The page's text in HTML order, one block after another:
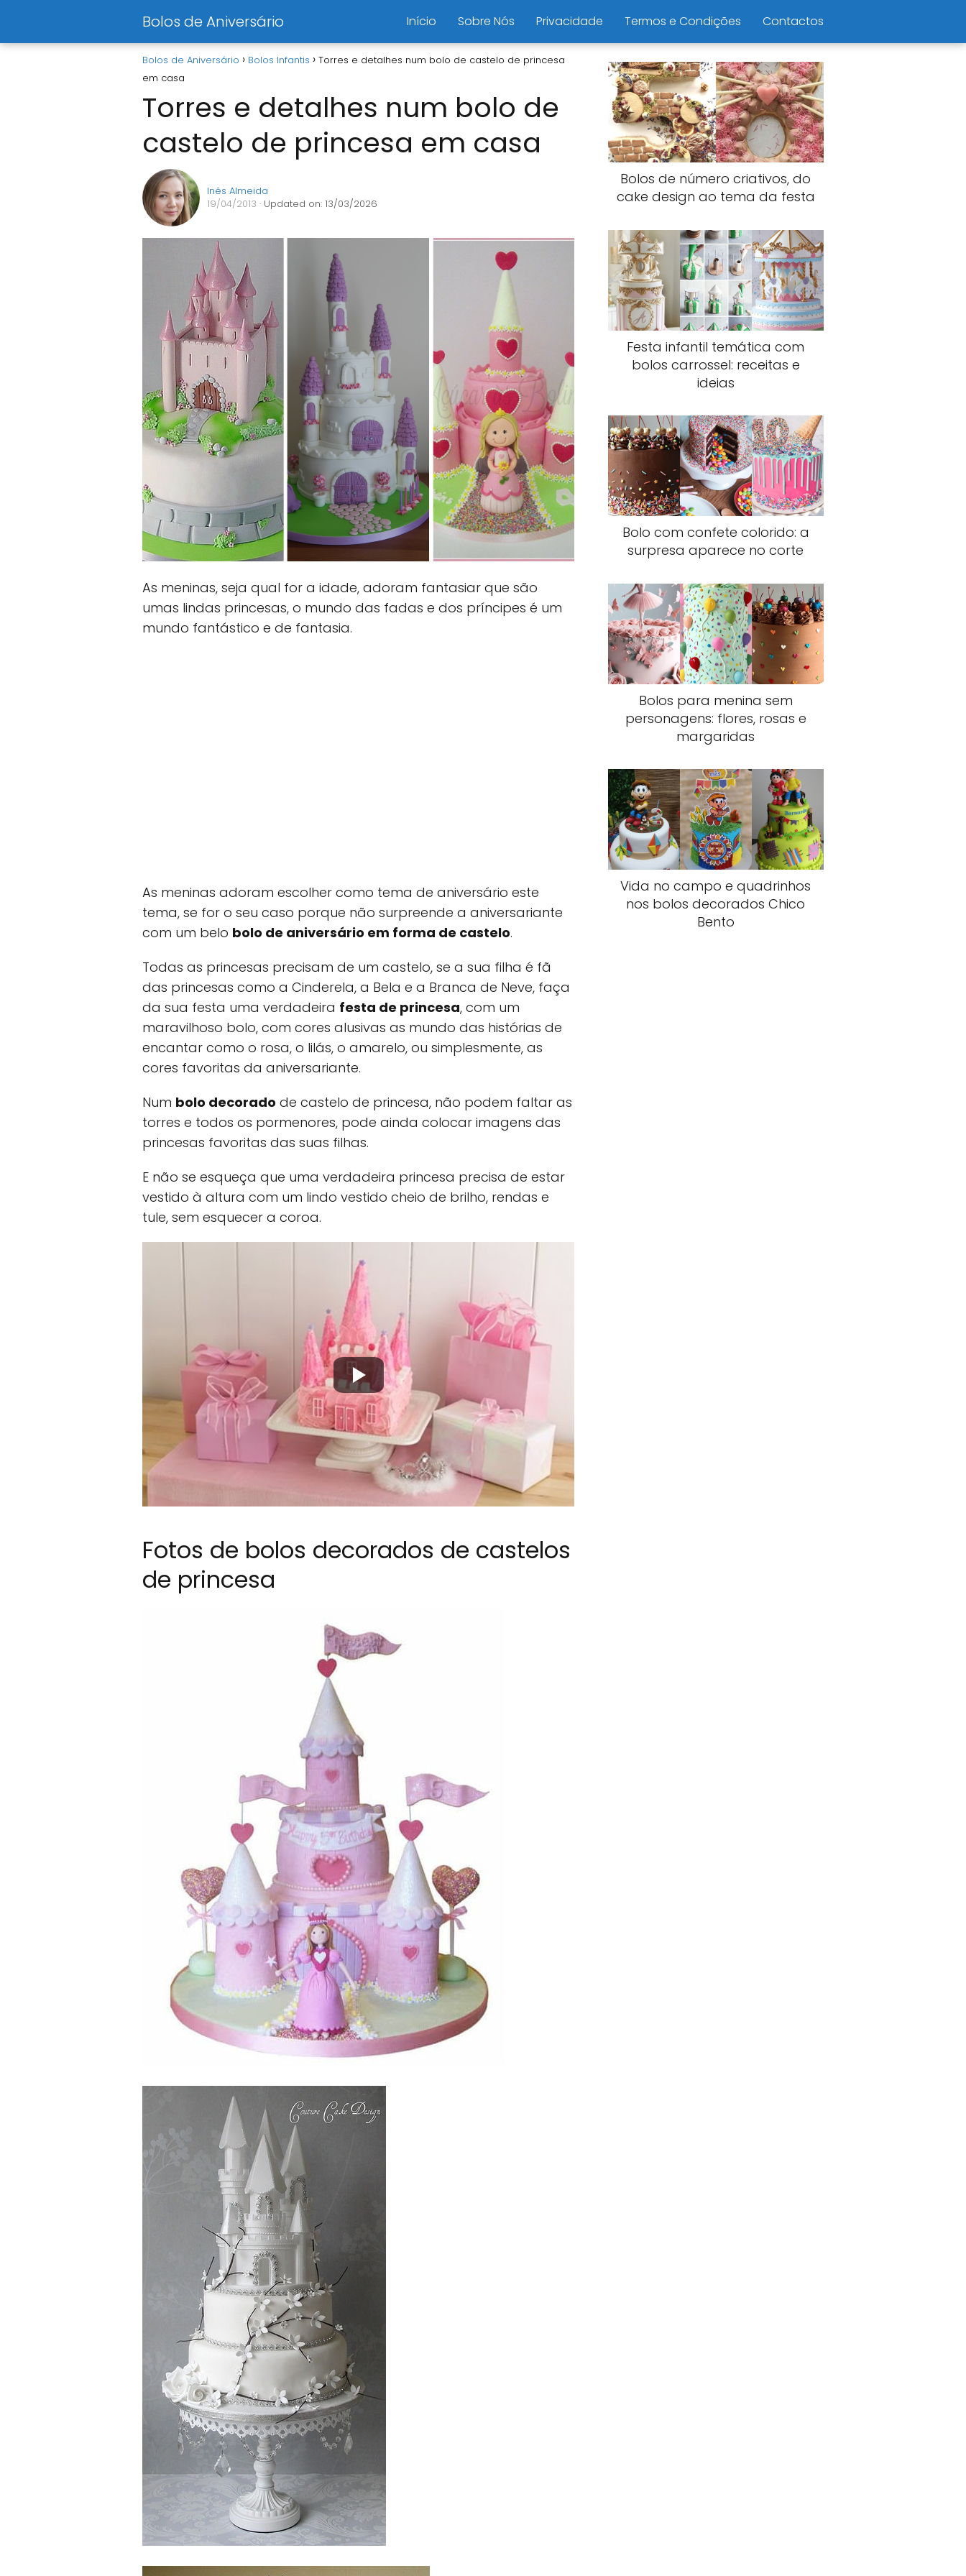
Bolos de Aniversário Início Sobre Nós Privacidade Termos e Condições Contactos
Bolos de Aniversário Bolos Infantis
Torres e detalhes num bolo de castelo de princesa
em casa
Torres e detalhes num bolo de
castelo de princesa em casa
Inês Almeida
19/04/2013 · Updated on: 13/03/2026
As meninas, seja qual for a idade, adoram fantasiar que são
umas lindas princesas, o mundo das fadas e dos príncipes é um
mundo fantástico e de fantasia.
As meninas adoram escolher como tema de aniversário este
tema, se for o seu caso porque não surpreende a aniversariante
com um belo bolo de aniversário em forma de castelo.
Todas as princesas precisam de um castelo, se a sua filha é fã
das princesas como a Cinderela, a Bela e a Branca de Neve, faça
da sua festa uma verdadeira festa de princesa, com um
maravilhoso bolo, com cores alusivas as mundo das histórias de
encantar como o rosa, o lilás, o amarelo, ou simplesmente, as
cores favoritas da aniversariante.
Num bolo decorado de castelo de princesa, não podem faltar as
torres e todos os pormenores, pode ainda colocar imagens das
princesas favoritas das suas filhas.
E não se esqueça que uma verdadeira princesa precisa de estar
vestido à altura com um lindo vestido cheio de brilho, rendas e
tule, sem esquecer a coroa.
Fotos de bolos decorados de castelos
de princesa
Bolos de número criativos, do
cake design ao tema da festa
Festa infantil temática com
bolos carrossel: receitas e
ideias
Bolo com confete colorido: a
surpresa aparece no corte
Bolos para menina sem
personagens: flores, rosas e
margaridas
Vida no campo e quadrinhos
nos bolos decorados Chico
Bento